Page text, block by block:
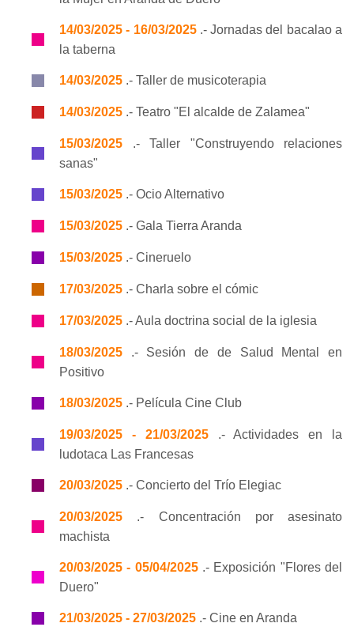
14/03/2025 - 16/03/2025.- Jornadas del bacalao a
la taberna
14/03/2025 .- Taller de musicoterapia
14/03/2025 .- Teatro "El alcalde de Zalamea"
15/03/2025 .- Taller "Construyendo relaciones
sanas"
15/03/2025 .- Ocio Alternativo
15/03/2025 .- Gala Tierra Aranda
15/03/2025 .- Cineruelo
17/03/2025 .- Charla sobre el cómic
17/03/2025 .- Aula doctrina social de la iglesia
18/03/2025 .- Sesión de de Salud Mental en
Positivo
18/03/2025 .- Película Cine Club
19/03/2025 - 21/03/2025.- Actividades en la
ludotaca Las Francesas
20/03/2025 .- Concierto del Trío Elegiac
20/03/2025 .- Concentración por asesinato
machista
20/03/2025 - 05/04/2025.- Exposición "Flores del
Duero"
21/03/2025 - 27/03/2025 .- Cine en Aranda